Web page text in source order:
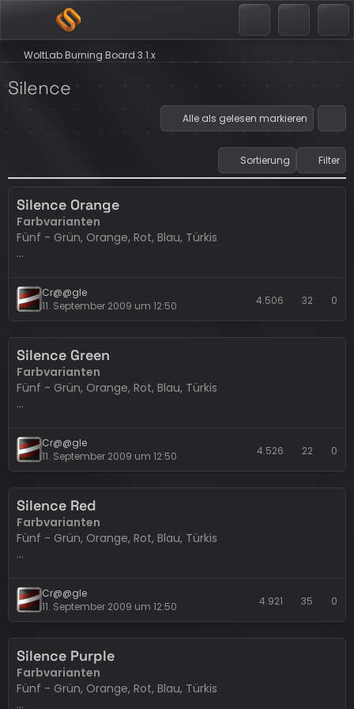
WoltLab Burning Board 3.1.x
Silence
Alle als gelesen markieren
Sortierung Filter
Silence Orange
Farbvarianten
Fünf - Grün, Orange, Rot, Blau, Türkis
Variable Breite
Bekannte Fehler
Logo
PSD-Datei wird mitgeliefert. Sollte kein Photoshop oder
Ähnliches vorhanden sein, kann ein Logo im Forum
Headerwünsche
Cr@@gle
11. September 2009 um 12:50
4.506 32 0
Silence Green
Farbvarianten
Fünf - Grün, Orange, Rot, Blau, Türkis
Variable Breite
Bekannte Fehler
Logo
PSD-Datei wird mitgeliefert. Sollte kein Photoshop oder
Ähnliches vorhanden sein, kann ein Logo im Forum
Headerwünsche
Cr@@gle
11. September 2009 um 12:50
4.526 22 0
Silence Red
Farbvarianten
Fünf - Grün, Orange, Rot, Blau, Türkis
Variable Breite
Bekannte Fehler
Logo
PSD-Datei wird mitgeliefert. Sollte kein Photoshop oder
Ähnliches vorhanden sein, kann ein Logo im Forum
Cr@@gle
11. September 2009 um 12:50
4.921 35 0
Silence Purple
Farbvarianten
Fünf - Grün, Orange, Rot, Blau, Türkis